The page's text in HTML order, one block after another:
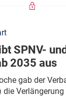
SPNV-
2035 aus
gab der
die